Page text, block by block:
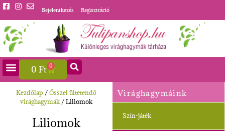
Bejelentkezés Regisztráció
0 Ft 0
Virághagymáink
Szín-játék
Kezdőlap /Ősszel ültetendő
virághagymák/ Liliomok
Liliomok